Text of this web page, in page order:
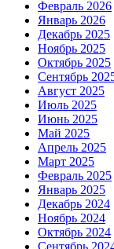
Февраль 2026
Январь 2026
Декабрь 2025
Ноябрь 2025
Октябрь 2025
Сентябрь
Август 2025
Июль 2025
Июнь 2025
Май 2025
Апрель 2025
Март 2025
Февраль 2025
Январь 2025
Декабрь 2024
Ноябрь 2024
Октябрь 2024